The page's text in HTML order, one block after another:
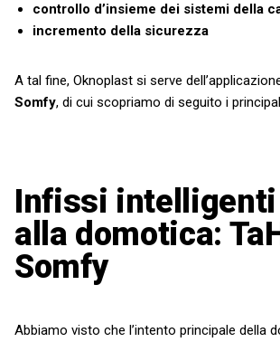
controllo d’insieme dei sistemi della
incremento della sicurezza
A tal fine, Oknoplast si serve
Somfy, di cui scopriamo di seguito i
Infissi
alla domotica:
Somfy
Abbiamo visto che l’intento principale della